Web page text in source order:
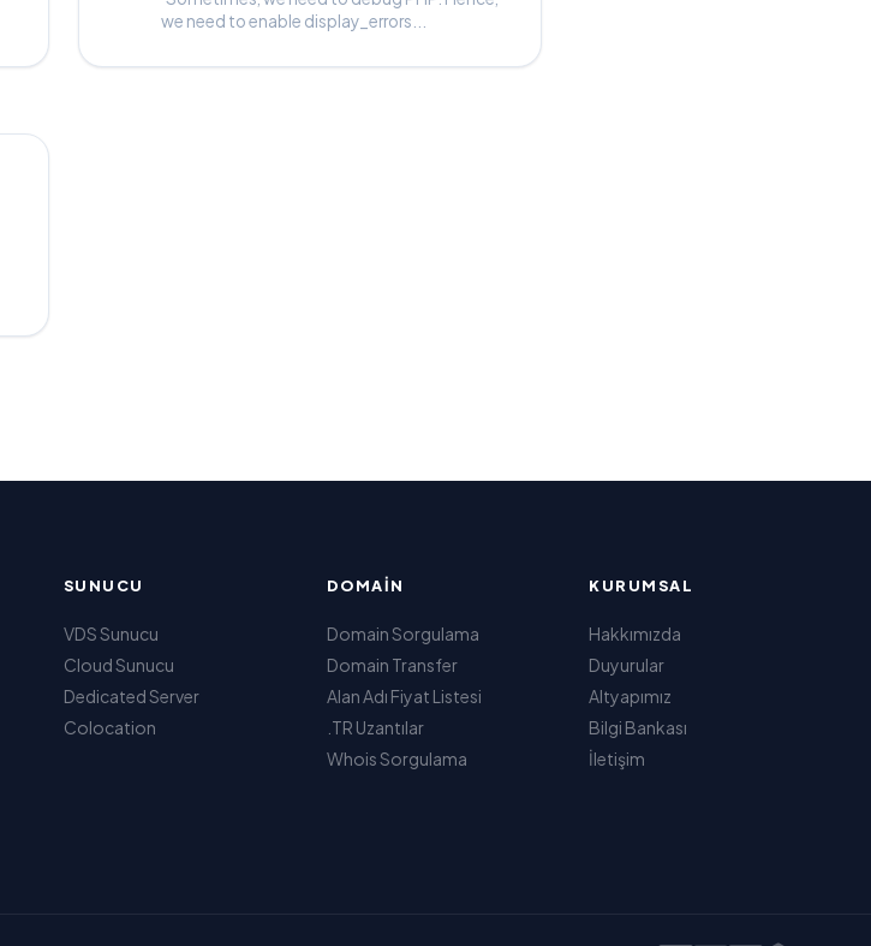
we need to enable display_errors...
SUNUCU
VDS Sunucu
Cloud Sunucu
Dedicated Server
Colocation
DOMAIN
Domain Sorgulama
Domain Transfer
Alan Adı Fiyat Listesi
.TR Uzantılar
Whois Sorgulama
KURUMSAL
Hakkımızda
Duyurular
Altyapımız
Bilgi Bankası
İletişim